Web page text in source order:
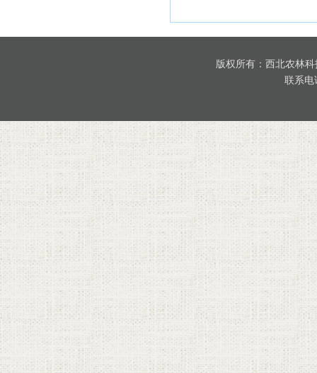
版权所有：西北农林
联系电